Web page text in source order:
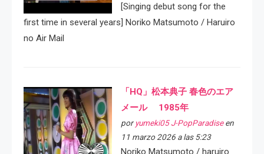
[Singing debut song for the
first time in several years] Noriko Matsumoto / Haruiro
no Air Mail
「HQ」松本典子 春色のエア
メール 1985年
por yumeki05 J-PopParadiseen
11 marzo 2026 a las 5:23